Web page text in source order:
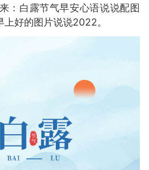
：白露节气早安心语说说配图
好的图片说说2022。